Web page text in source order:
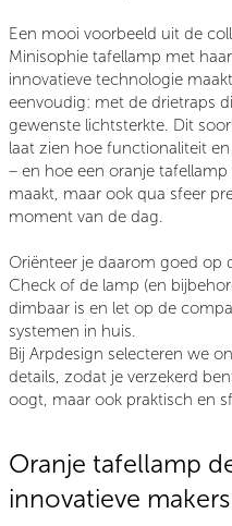
Een mooi voorbeeld uit de
Minisophie tafellamp met
innovatieve technologie
eenvoudig: met de drietraps
gewenste lichtsterkte. Dit
laat zien hoe functionaliteit
– en hoe een oranje
maakt, maar ook qua sfeer
moment van de dag.
Oriënteer je daarom goed op
Check of de lamp (en
dimbaar is en let op de
systemen in huis.
Bij Arpdesign selecteren we
details, zodat je verzekerd
oogt, maar ook praktisch en
Oranje tafellamp
innovatieve makers